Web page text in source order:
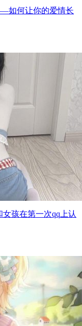
如何让你的爱情长
孩在第一次qq上认